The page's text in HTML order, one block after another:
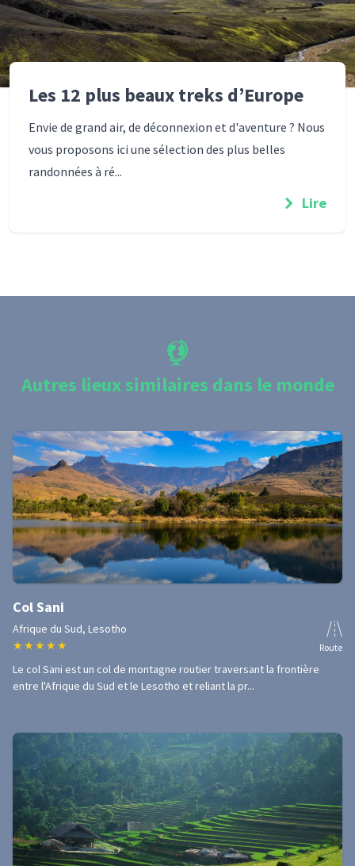
Les 12 plus beaux treks d’Europe
Envie de grand air, de déconnexion et d'aventure ? Nous
vous proposons ici une sélection des plus belles
randonnées à ré...
Lire
Autres lieux similaires dans le monde
Col Sani
Afrique du Sud, Lesotho
★ ★ ★ ★ ★ Route
Le col Sani est un col de montagne routier traversant la frontière
entre l'Afrique du Sud et le Lesotho et reliant la pr...